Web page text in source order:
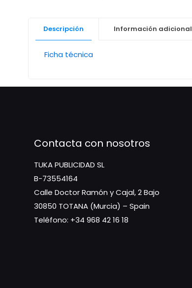
Descripción Información adicional
Ficha técnica
Contacta con nosotros
TUKA PUBLICIDAD SL
B-73554164
Calle Doctor Ramón y Cajal, 2 Bajo
30850 TOTANA (Murcia) – Spain
Teléfono: +34 968 42 16 18